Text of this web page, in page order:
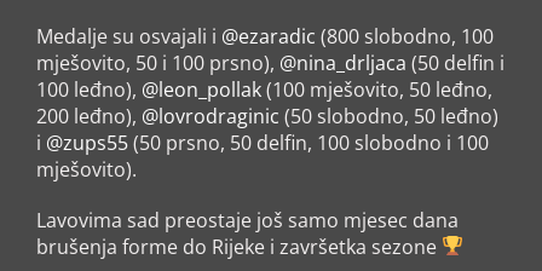
Medalje su osvajali i @ezaradic (800 slobodno, 100
mješovito, 50 i 100 prsno), @nina_drljaca (50 delfin i
100 leđno), @leon_pollak(100 mješovito, 50 leđno,
200 leđno), @lovrodraginic (50 slobodno, 50 leđno)
i @zups55(50 prsno, 50 delfin, 100 slobodno i 100
mješovito).
Lavovima sad preostaje još samo mjesec dana
brušenja forme do Rijeke i završetka sezone